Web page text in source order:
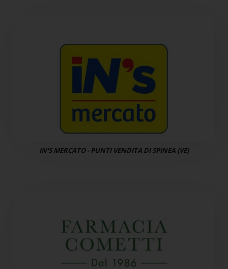
IN'S MERCATO - PUNTI VENDITA DI SPINEA (VE)